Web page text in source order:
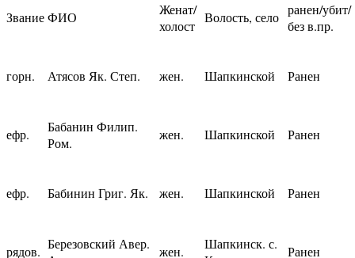
ЗваниеФИО
Женат/
холост
Волость, село ранен/убит/
без в.пр.
горн. Атясов Як. Степ. жен. Шапкинской Ранен
ефр.
Бабанин Филип.
Ром.
жен. Шапкинской Ранен
ефр. Бабинин Григ. Як. жен. Шапкинской Ранен
рядов. Березовский Авер.
жен.
Шапкинск. с.
Ранен